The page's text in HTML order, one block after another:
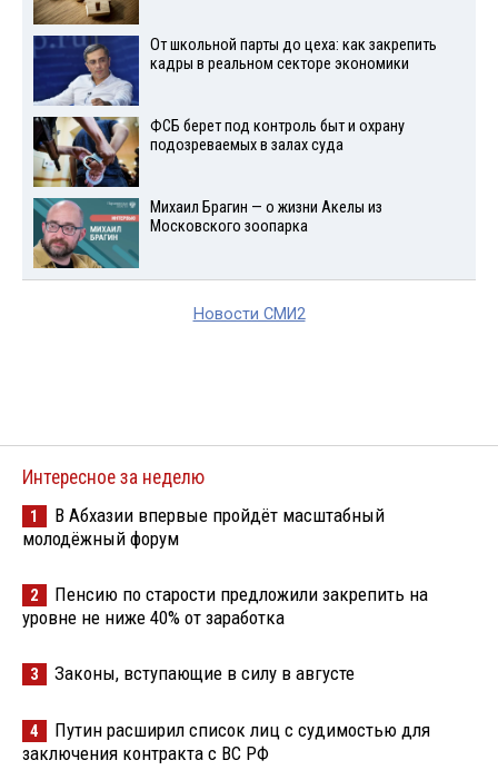
От школьной парты до цеха: как закрепить
кадры в реальном секторе экономики
ФСБ берет под контроль быт и охрану
подозреваемых в залах суда
Михаил Брагин — о жизни Акелы из
Московского зоопарка
Новости СМИ2
Интересное за неделю
1
В Абхазии впервые пройдёт масштабный
молодёжный форум
2
Пенсию по старости предложили закрепить на
уровне не ниже 40% от заработка
3 Законы, вступающие в силу в августе
4
Путин расширил список лиц с судимостью для
заключения контракта с ВС РФ